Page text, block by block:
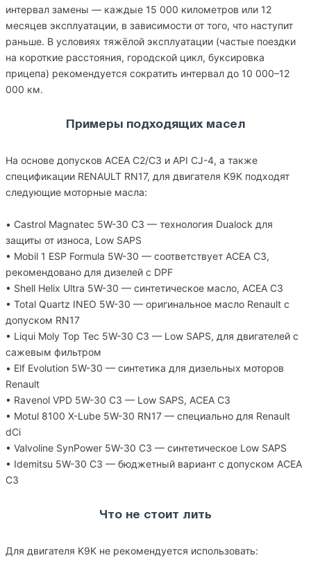
интервал замены — каждые 15 000 километров или 12
месяцев эксплуатации, в зависимости от того, что наступит
раньше. В условиях тяжёлой эксплуатации (частые поездки
на короткие расстояния, городской цикл, буксировка
прицепа) рекомендуется сократить интервал до 10 000–12
000 км.
Примеры подходящих масел
На основе допусков ACEA C2/C3 и API CJ-4, а также
спецификации RENAULT RN17, для двигателя K9K подходят
следующие моторные масла:
• Castrol Magnatec 5W-30 C3 — технология Dualock для
защиты от износа, Low SAPS
• Mobil 1 ESP Formula 5W-30 — соответствует ACEA C3,
рекомендовано для дизелей с DPF
• Shell Helix Ultra 5W-30 — синтетическое масло, ACEA C3
• Total Quartz INEO 5W-30 — оригинальное масло Renault с
допуском RN17
• Liqui Moly Top Tec 5W-30 C3 — Low SAPS, для двигателей с
сажевым фильтром
• Elf Evolution 5W-30 — синтетика для дизельных моторов
Renault
• Ravenol VPD 5W-30 C3 — Low SAPS, ACEA C3
• Motul 8100 X-Lube 5W-30 RN17 — специально для Renault
dCi
• Valvoline SynPower 5W-30 C3 — синтетическое Low SAPS
• Idemitsu 5W-30 C3 — бюджетный вариант с допуском ACEA
C3
Что не стоит лить
Для двигателя K9K не рекомендуется использовать: